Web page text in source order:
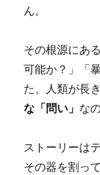
ん。
その根源にあ
可能か？」「
た、人類が長
な「問い」 な
ストーリーは
その器を割っ